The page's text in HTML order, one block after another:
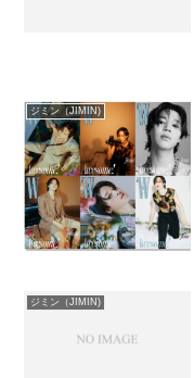
ジミン（JIMIN)
ジミン（JIMIN)